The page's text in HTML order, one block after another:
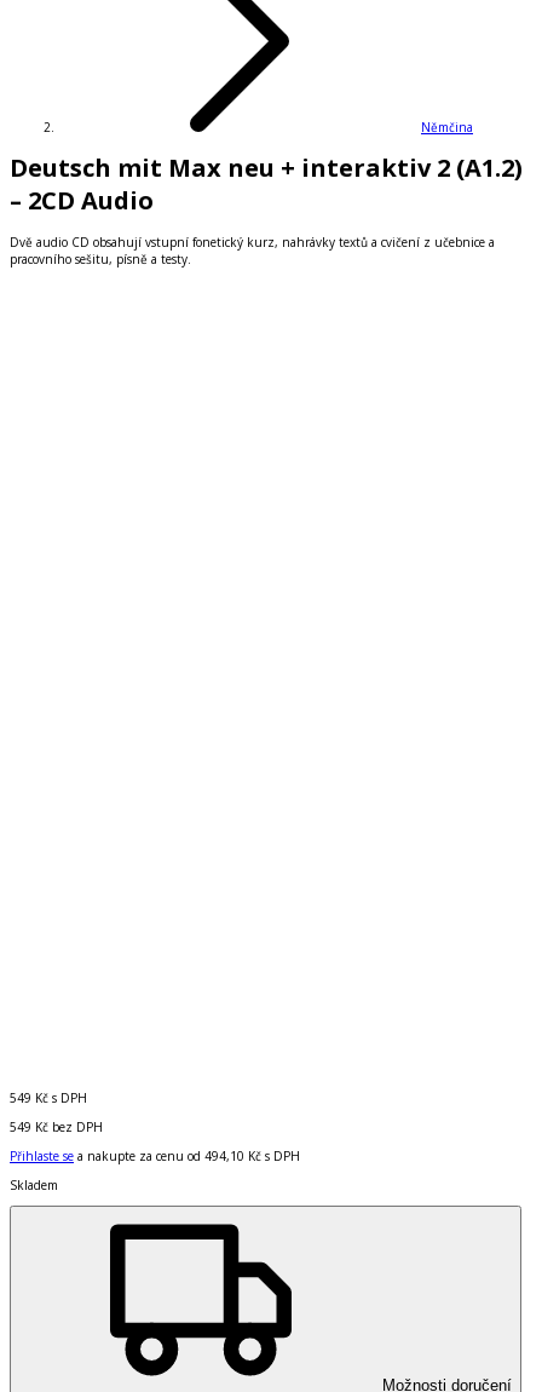
Němčina
Deutsch mit Max neu + interaktiv 2 (A1.2)
– 2CD Audio
Dvě audio CD obsahují vstupní fonetický kurz, nahrávky textů a cvičení z učebnice a
pracovního sešitu, písně a testy.
549 Kč s DPH
549 Kč bez DPH
Přihlaste se a nakupte za cenu od 494,10 Kč s DPH
Skladem
Možnosti doručení